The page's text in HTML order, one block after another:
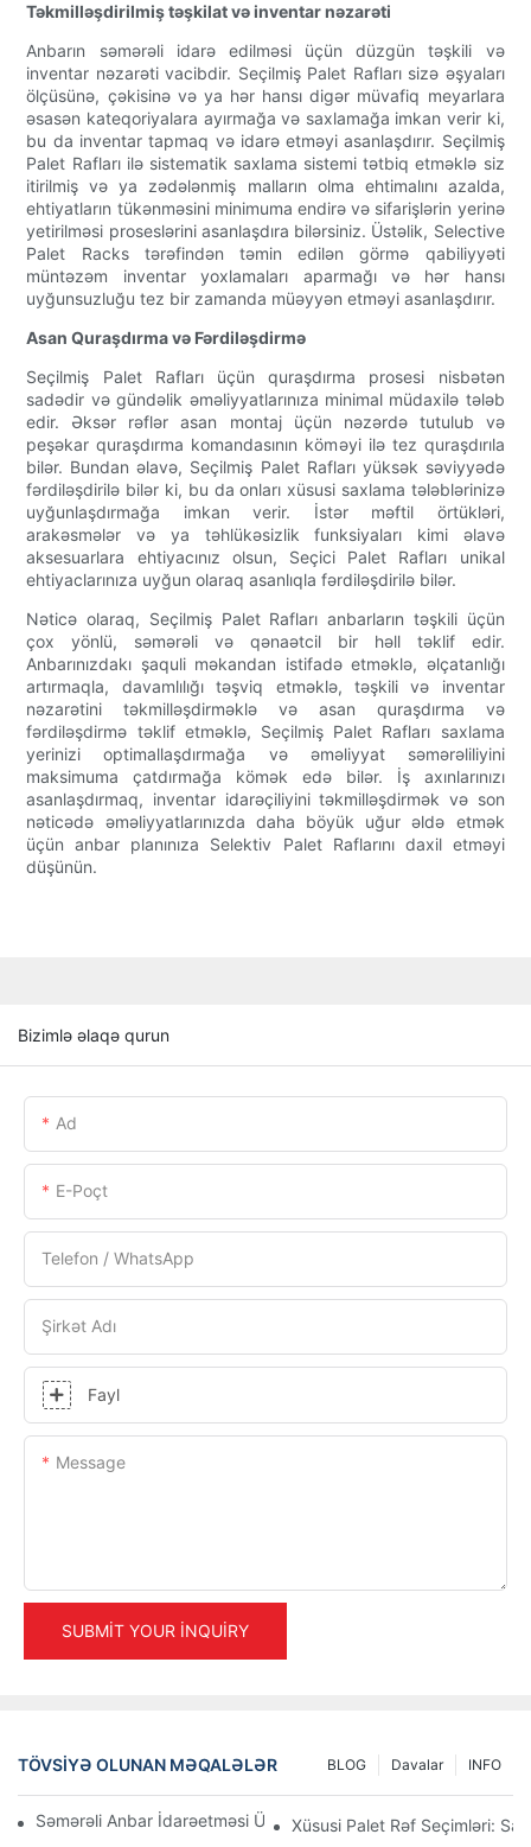
Təkmilləşdirilmiş təşkilat və inventar nəzarəti
Anbarın səmərəli idarə edilməsi üçün düzgün təşkili və
inventar nəzarəti vacibdir. Seçilmiş Palet Rafları sizə əşyaları
ölçüsünə, çəkisinə və ya hər hansı digər müvafiq meyarlara
əsasən kateqoriyalara ayırmağa və saxlamağa imkan verir ki,
bu da inventar tapmaq və idarə etməyi asanlaşdırır. Seçilmiş
Palet Rafları ilə sistematik saxlama sistemi tətbiq etməklə siz
itirilmiş və ya zədələnmiş malların olma ehtimalını azalda,
ehtiyatların tükənməsini minimuma endirə və sifarişlərin yerinə
yetirilməsi proseslərini asanlaşdıra bilərsiniz. Üstəlik, Selective
Palet Racks tərəfindən təmin edilən görmə qabiliyyəti
müntəzəm inventar yoxlamaları aparmağı və hər hansı
uyğunsuzluğu tez bir zamanda müəyyən etməyi asanlaşdırır.
Asan Quraşdırma və Fərdiləşdirmə
Seçilmiş Palet Rafları üçün quraşdırma prosesi nisbətən
sadədir və gündəlik əməliyyatlarınıza minimal müdaxilə tələb
edir. Əksər rəflər asan montaj üçün nəzərdə tutulub və
peşəkar quraşdırma komandasının köməyi ilə tez quraşdırıla
bilər. Bundan əlavə, Seçilmiş Palet Rafları yüksək səviyyədə
fərdiləşdirilə bilər ki, bu da onları xüsusi saxlama tələblərinizə
uyğunlaşdırmağa imkan verir. İstər məftil örtükləri,
arakəsmələr və ya təhlükəsizlik funksiyaları kimi əlavə
aksesuarlara ehtiyacınız olsun, Seçici Palet Rafları unikal
ehtiyaclarınıza uyğun olaraq asanlıqla fərdiləşdirilə bilər.
Nəticə olaraq, Seçilmiş Palet Rafları anbarların təşkili üçün
çox yönlü, səmərəli və qənaətcil bir həll təklif edir.
Anbarınızdakı şaquli məkandan istifadə etməklə, əlçatanlığı
artırmaqla, davamlılığı təşviq etməklə, təşkili və inventar
nəzarətini təkmilləşdirməklə və asan quraşdırma və
fərdiləşdirmə təklif etməklə, Seçilmiş Palet Rafları saxlama
yerinizi optimallaşdırmağa və əməliyyat səmərəliliyini
maksimuma çatdırmağa kömək edə bilər. İş axınlarınızı
asanlaşdırmaq, inventar idarəçiliyini təkmilləşdirmək və son
nəticədə əməliyyatlarınızda daha böyük uğur əldə etmək
üçün anbar planınıza Selektiv Palet Raflarını daxil etməyi
düşünün.
Bizimlə əlaqə qurun
Ad
E-Poçt
Telefon / WhatsApp
Şirkət Adı
Fayl
Message
SUBMIT YOUR INQUIRY
TÖVSIYƏ OLUNAN MƏQALƏLƏR INFO
Davalar
BLOG
Səmərəli Anbar İdarəetməsi Üçün Ən Yaxşı Sənaye Raf Həlləri
Xüsusi Palet Rəf Seçimləri: